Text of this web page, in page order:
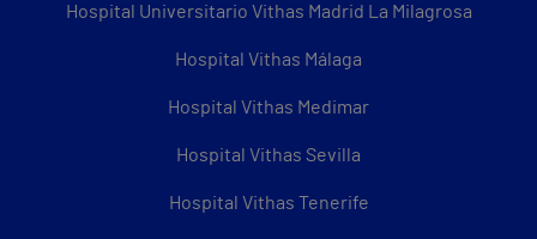
Hospital Universitario Vithas Madrid La Milagrosa
Hospital Vithas Málaga
Hospital Vithas Medimar
Hospital Vithas Sevilla
Hospital Vithas Tenerife